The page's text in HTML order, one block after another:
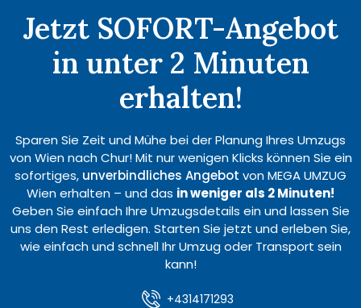
Jetzt SOFORT-Angebot
in unter 2 Minuten
erhalten!
Sparen Sie Zeit und Mühe bei der Planung Ihres Umzugs
von Wien nach Chur! Mit nur wenigen Klicks können Sie ein
sofortiges, unverbindliches Angebot von MEGA UMZUG
Wien erhalten – und das in weniger als 2 Minuten!
Geben Sie einfach Ihre Umzugsdetails ein und lassen Sie
uns den Rest erledigen. Starten Sie jetzt und erleben Sie,
wie einfach und schnell Ihr Umzug oder Transport sein
kann!
+4314171293